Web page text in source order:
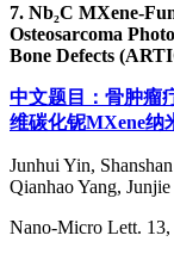
7. Nb₂C MXene-
Osteosarcoma
Bone Defects
中文题目：骨肿瘤
维碳化铌MXene纳
Junhui Yin,
Qianhao Yang,
Nano-Micro Lett. 13,